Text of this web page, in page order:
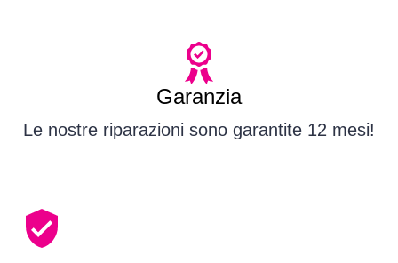
Garanzia
Le nostre riparazioni sono garantite 12 mesi!